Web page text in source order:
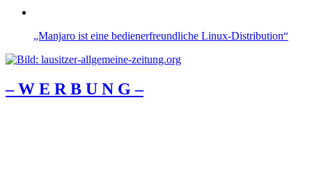
„Manjaro ist eine bedienerfreundliche Linux-Distribution“
– W Ε R Β U Ν G –